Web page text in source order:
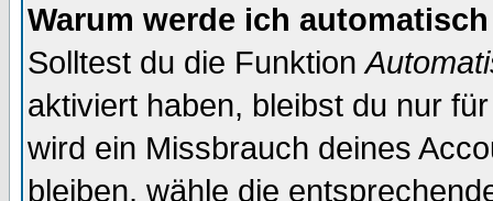
Warum werde ich
Solltest du die Funktion
aktiviert haben, bleibst du nur
wird ein Missbrauch deines
bleiben, wähle die